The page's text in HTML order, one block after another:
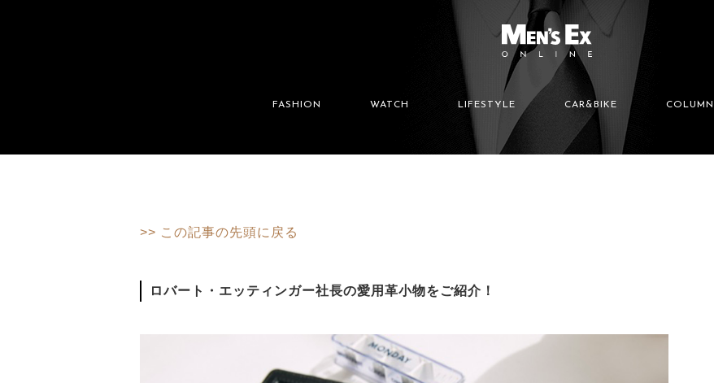
FASHION WATCH LIFESTYLE CAR&BIKE COLUMN
>> この記事の先頭に戻る
ロバート・エッティンガー社長の愛用革小物をご紹介！